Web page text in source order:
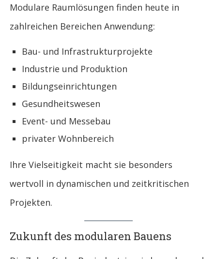
Modulare Raumlösungen finden heute in
zahlreichen Bereichen Anwendung:
Bau- und Infrastrukturprojekte
Industrie und Produktion
Bildungseinrichtungen
Gesundheitswesen
Event- und Messebau
privater Wohnbereich
Ihre Vielseitigkeit macht sie besonders
wertvoll in dynamischen und zeitkritischen
Projekten.
Zukunft des modularen Bauens